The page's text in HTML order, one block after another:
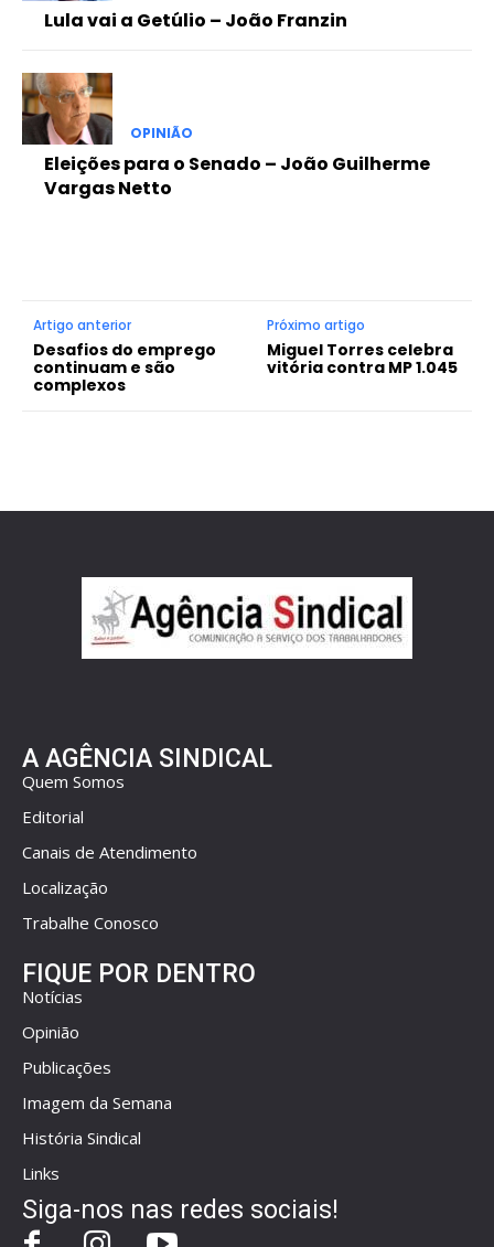
Lula vai a Getúlio – João Franzin
OPINIÃO
Eleições para o Senado – João Guilherme
Vargas Netto
Artigo anterior
Desafios do emprego
continuam e são
complexos
Próximo artigo
Miguel Torres celebra
vitória contra MP 1.045
A AGÊNCIA SINDICAL
Quem Somos
Editorial
Canais de Atendimento
Localização
Trabalhe Conosco
FIQUE POR DENTRO
Notícias
Opinião
Publicações
Imagem da Semana
História Sindical
Links
Siga-nos nas redes sociais!